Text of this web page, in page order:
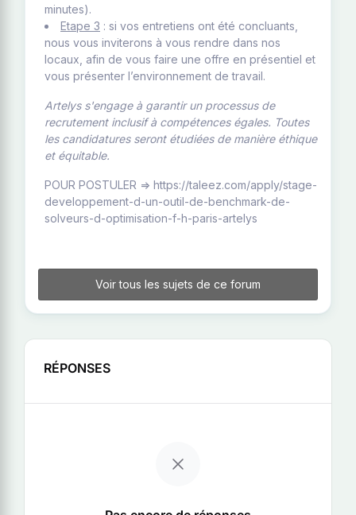
minutes).
Etape 3 : si vos entretiens ont été concluants,
nous vous inviterons à vous rendre dans nos
locaux, afin de vous faire une offre en présentiel et
vous présenter l’environnement de travail.
Artelys s'engage à garantir un processus de
recrutement inclusif à compétences égales. Toutes
les candidatures seront étudiées de manière éthique
et équitable.
POUR POSTULER => https://taleez.com/apply/stage-
developpement-d-un-outil-de-benchmark-de-
solveurs-d-optimisation-f-h-paris-artelys
Voir tous les sujets de ce forum
RÉPONSES